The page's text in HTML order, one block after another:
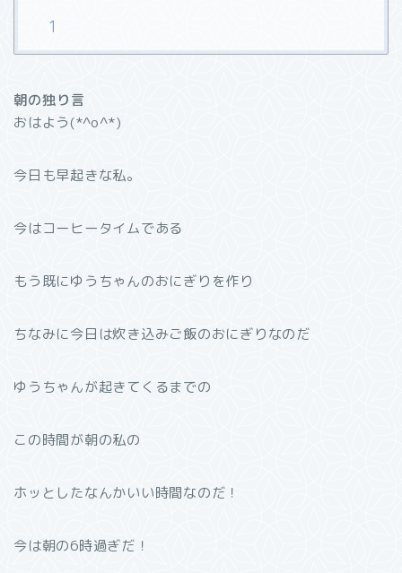
朝の独り言
おはよう(*^o^*)
今日も早起きな私。
今はコーヒータイムである
もう既にゆうちゃんのおにぎりを作り
ちなみに今日は炊き込みご飯のおにぎりなのだ
ゆうちゃんが起きてくるまでの
この時間が朝の私の
ホッとしたなんかいい時間なのだ！
今は朝の6時過ぎだ！